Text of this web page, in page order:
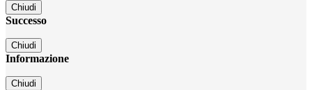
Chiudi
Successo
Chiudi
Informazione
Chiudi